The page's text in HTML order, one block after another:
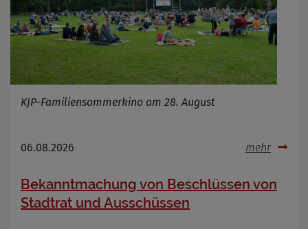
KJP-Familiensommerkino am 28. August
06.08.2026 mehr
Bekanntmachung von Beschlüssen von
Stadtrat und Ausschüssen